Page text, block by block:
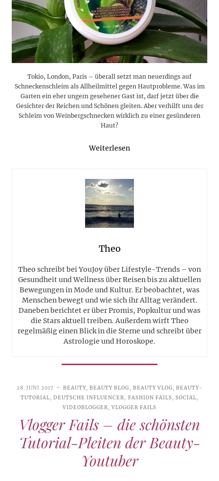
Tokio, London, Paris – überall setzt man neuerdings auf
Schneckenschleim als Allheilmittel gegen Hautprobleme. Was im
Garten ein eher ungern gesehener Gast ist, darf jetzt über die
Gesichter der Reichen und Schönen gleiten. Aber verhilft uns der
Schleim von Weinbergschnecken wirklich zu einer gesünderen
Haut?
Weiterlesen
Theo
Theo schreibt bei YouJoy über Lifestyle-Trends – von
Gesundheit und Wellness über Reisen bis zu aktuellen
Bewegungen in Mode und Kultur. Er beobachtet, was
Menschen bewegt und wie sich ihr Alltag verändert.
Daneben berichtet er über Promis, Popkultur und was
die Stars aktuell treiben. Außerdem wirft Theo
regelmäßig einen Blick in die Sterne und schreibt über
Astrologie und Horoskope.
28. JUNI 2017 BEAUTY,BEAUTY BLOG , BEAUTY VLOG, BEAUTY-
TUTORIAL,DEUTSCHE INFLUENCER, FASHION FAILS, SOCIAL,
VIDEOBLOGGER, VLOGGER FAILS
Vlogger Fails – die schönsten
Tutorial-Pleiten der Beauty-
Youtuber